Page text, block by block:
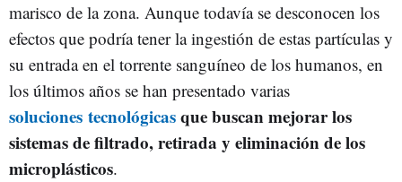
marisco de la zona. Aunque todavía se desconocen los
efectos que podría tener la ingestión de estas partículas y
su entrada en el torrente sanguíneo de los humanos, en
los últimos años se han presentado varias
soluciones tecnológicasque buscan mejorar los
sistemas de filtrado, retirada y eliminación de los
microplásticos.